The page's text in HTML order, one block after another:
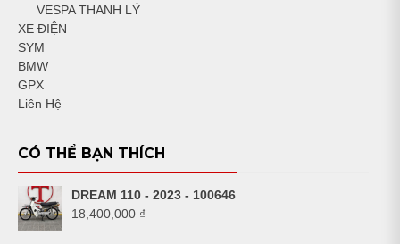
VESPA THANH LÝ
XE ĐIỆN
SYM
BMW
GPX
Liên Hệ
CÓ THỂ BẠN THÍCH
DREAM 110 - 2023 - 100646
18,400,000 ₫